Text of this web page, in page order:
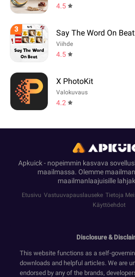
4.5
3
Viihde
4.5
X PhotoKit
Valokuvaus
4.2
Apkuick - nopeimmin kasvava
maailmassa. Olemme
maailmanlaajuisille
Etusivu Vastuuvapauslauseke Tietoja
Käyttöehdot
Disclosure &
This website functions as a self-
downloads and helpful articles. We are
endorsed by any of the brands,